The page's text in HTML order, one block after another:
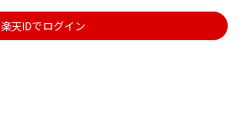
楽天IDでログイン